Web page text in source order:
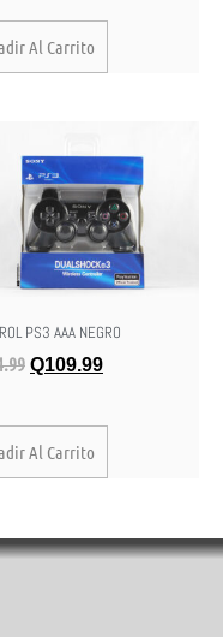
Al Carrito
PS3 AAA NEGRO
Q109.99
Al Carrito